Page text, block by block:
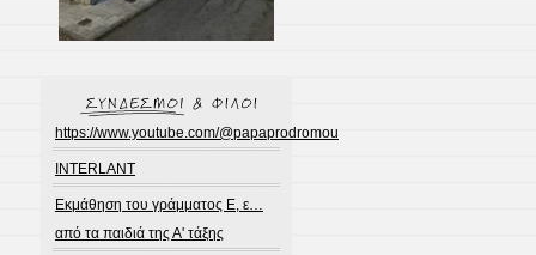
https://www.youtube.com/@papaprodromou
INTERLANT
Εκμάθηση του γράμματος Ε, ε…
από τα παιδιά της Α' τάξης